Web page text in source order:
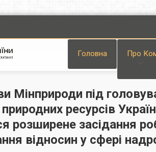
Головна Про
Мінприроди під
природних ресурсів
розширене засідання
відносин у сфері